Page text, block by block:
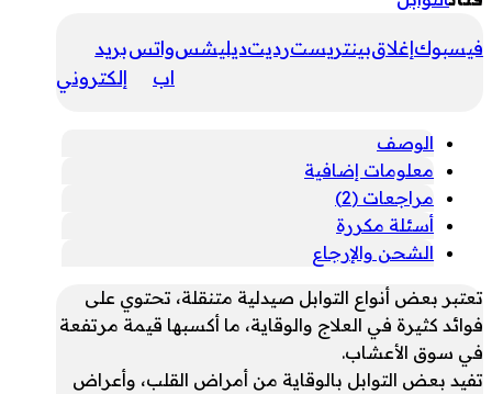
فيسبوكإغلاقبينتريسترديتديليشسواتس
اب
بريد
إلكتروني
الوصف
معلومات إضافية
مراجعات (2)
أسئلة مكررة
الشحن والإرجاع
تعتبر بعض أنواع التوابل صيدلية متنقلة، تحتوي على
فوائد كثيرة في العلاج والوقاية، ما أكسبها قيمة مرتفعة
في سوق الأعشاب.
تفيد بعض التوابل بالوقاية من أمراض القلب، وأعراض